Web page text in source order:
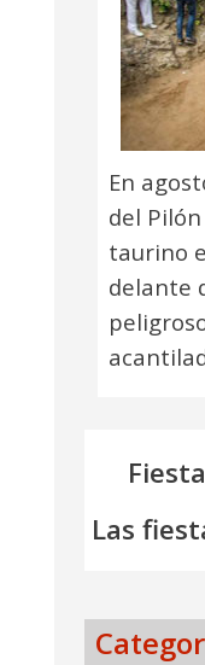
En
del
taurino
delante
Las